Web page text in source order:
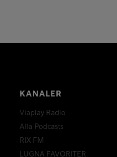
KANALER
Viaplay Radio
Alla Podcasts
RIX FM
LUGNA FAVORITER